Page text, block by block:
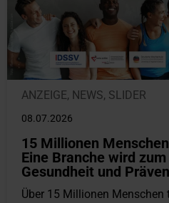
ANZEIGE, NEWS, SLIDER
08.07.2026
15 Millionen
Eine Branche wird
Gesundheit und
Über 15 Millionen